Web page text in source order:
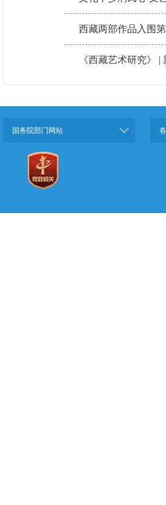
西藏两部作品入围
《西藏艺术研究》
国务院部门网站